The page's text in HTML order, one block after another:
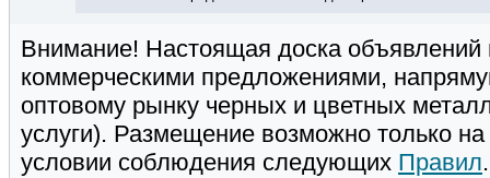
Внимание! Настоящая доска
коммерческими предложениями,
оптовому рынку черных и цветных
услуги). Размещение возможно только на
условии соблюдения следующих Правил.